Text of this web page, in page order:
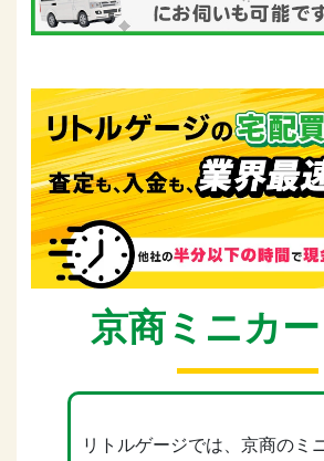
京商ミニカ
リトルゲージでは、京商のミ